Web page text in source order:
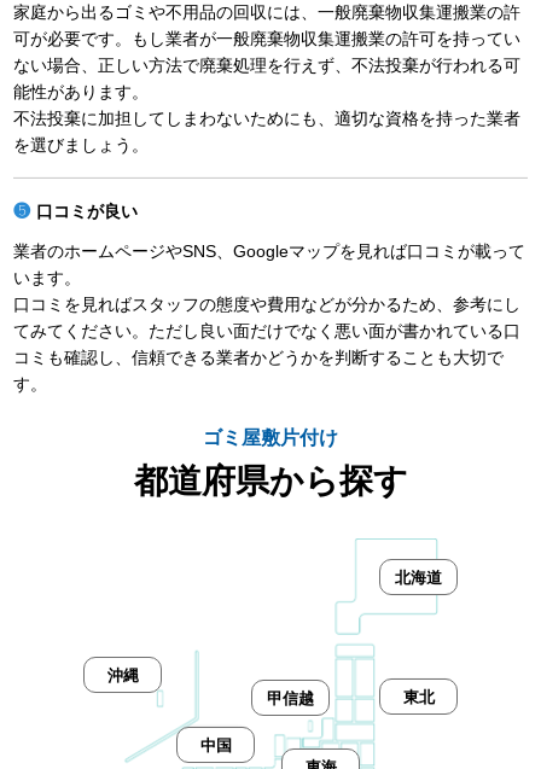
家庭から出るゴミや不用品の回収には、一般廃棄物収集運搬業の許
可が必要です。もし業者が一般廃棄物収集運搬業の許可を持ってい
ない場合、正しい方法で廃棄処理を行えず、不法投棄が行われる可
能性があります。
不法投棄に加担してしまわないためにも、適切な資格を持った業者
を選びましょう。
口コミが良い
業者のホームページやSNS、Googleマップを見れば口コミが載って
います。
口コミを見ればスタッフの態度や費用などが分かるため、参考にし
てみてください。ただし良い面だけでなく悪い面が書かれている口
コミも確認し、信頼できる業者かどうかを判断することも大切で
す。
ゴミ屋敷片付け
都道府県から探す
北海道
東北
甲信越
中国
沖縄